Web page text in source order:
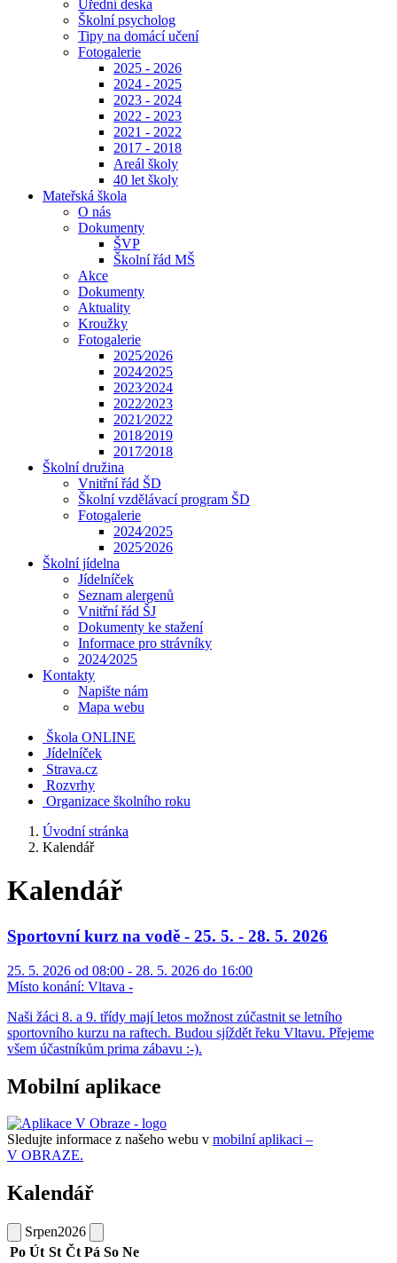
Úřední deska
Školní psycholog
Tipy na domácí učení
Fotogalerie
2025 - 2026
2024 - 2025
2023 - 2024
2022 - 2023
2021 - 2022
2017 - 2018
Areál školy
40 let školy
Mateřská škola
O nás
Dokumenty
ŠVP
Školní řád MŠ
Akce
Dokumenty
Aktuality
Kroužky
Fotogalerie
2025⁄2026
2024⁄2025
2023⁄2024
2022⁄2023
2021⁄2022
2018⁄2019
2017⁄2018
Školní družina
Vnitřní řád ŠD
Školní vzdělávací program ŠD
Fotogalerie
2024⁄2025
2025⁄2026
Školní jídelna
Jídelníček
Seznam alergenů
Vnitřní řád ŠJ
Dokumenty ke stažení
Informace pro strávníky
2024⁄2025
Kontakty
Napište nám
Mapa webu
Škola ONLINE
Jídelníček
Strava.cz
Rozvrhy
Organizace školního roku
Úvodní stránka
Kalendář
Kalendář
Sportovní kurz na vodě - 25. 5. - 28. 5. 2026
25. 5. 2026 od 08:00 - 28. 5. 2026 do 16:00
Místo konání: Vltava -
Naši žáci 8. a 9. třídy mají letos možnost zúčastnit se letního
sportovního kurzu na raftech. Budou sjíždět řeku Vltavu. Přejeme
všem účastníkům prima zábavu :-).
Mobilní aplikace
Sledujte informace z našeho webu v mobilní aplikaci –
V OBRAZE.
Kalendář
Srpen2026
Po Út St Čt Pá So Ne